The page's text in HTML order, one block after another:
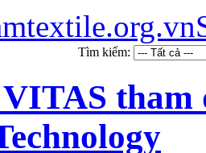
Tìm kiếm:
tham